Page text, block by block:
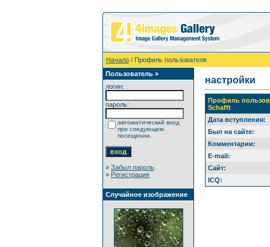
Начало / Профиль пользователя
Пользователь »
логин:
пароль:
автоматический вход
при следующем
посещении.
» Забыл пароль
» Регистрация
Случайное изображение
настройки
Профиль
Schafft
Дата вступления:
Был на сайте:
Комментарии:
E-mail:
Сайт:
ICQ: